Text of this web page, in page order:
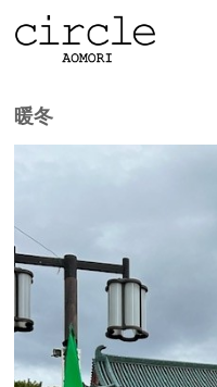
只今、カート
暖冬